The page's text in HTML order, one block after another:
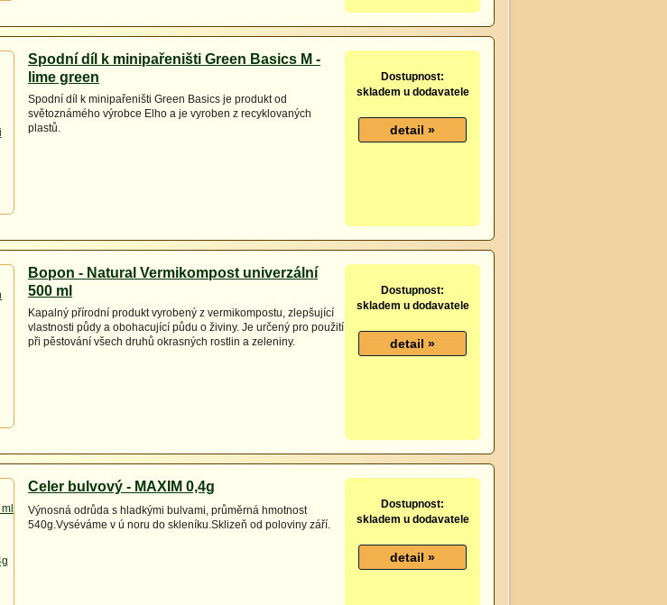
Spodní díl k minipařeništi Green Basics M -
lime green
Spodní díl k minipařeništi Green Basics je produkt od
světoznámého výrobce Elho a je vyroben z recyklovaných
plastů.
Dostupnost:
skladem u dodavatele
Bopon - Natural Vermikompost univerzální
500 ml
Kapalný přírodní produkt vyrobený z vermikompostu, zlepšující
vlastnosti půdy a obohacující půdu o živiny. Je určený pro použití
při pěstování všech druhů okrasných rostlin a zeleniny.
Dostupnost:
skladem u dodavatele
Celer bulvový - MAXIM 0,4g
Výnosná odrůda s hladkými bulvami, průměrná hmotnost
540g.Vyséváme v ú noru do skleníku.Sklizeň od poloviny září.
Dostupnost:
skladem u dodavatele